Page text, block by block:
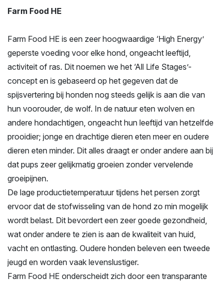
Farm Food HE
Farm Food HE is een zeer hoogwaardige ‘High Energy’
geperste voeding voor elke hond, ongeacht leeftijd,
activiteit of ras. Dit noemen we het ‘All Life Stages’-
concept en is gebaseerd op het gegeven dat de
spijsvertering bij honden nog steeds gelijk is aan die van
hun voorouder, de wolf. In de natuur eten wolven en
andere hondachtigen, ongeacht hun leeftijd van hetzelfde
prooidier; jonge en drachtige dieren eten meer en oudere
dieren eten minder. Dit alles draagt er onder andere aan bij
dat pups zeer gelijkmatig groeien zonder vervelende
groeipijnen.
De lage productietemperatuur tijdens het persen zorgt
ervoor dat de stofwisseling van de hond zo min mogelijk
wordt belast. Dit bevordert een zeer goede gezondheid,
wat onder andere te zien is aan de kwaliteit van huid,
vacht en ontlasting. Oudere honden beleven een tweede
jeugd en worden vaak levenslustiger.
Farm Food HE onderscheidt zich door een transparante